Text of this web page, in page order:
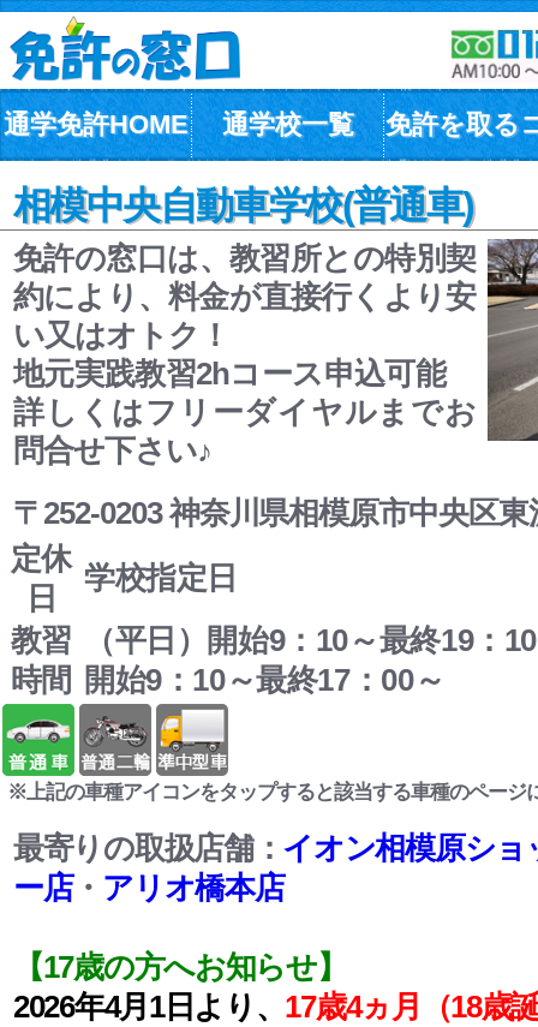
通学免許HOME 通学校一覧 免許を取る
相模中央自動車学校(普通車)
免許の窓口は、教習所との特別契
約により、料金が直接行くより安
い又はオトク！
地元実践教習2hコース申込可能
詳しくはフリーダイヤルまでお
問合せ下さい♪
〒252-0203 神奈川県相模原市中央区東
定休
日
学校指定日
教習
時間
（平日）開始9：10～最終19：
開始9：10～最終17：00～
※上記の車種アイコンをタップすると該当する車種のページ
最寄りの取扱店舗： イオン相模原シ
ー店・ アリオ橋本店
【17歳の方へお知らせ】
2026年4月1日より、 17歳4ヵ月（18歳